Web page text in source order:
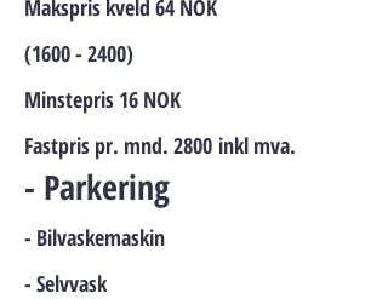
Makspris kveld 64 NOK
(1600 - 2400)
Minstepris 16 NOK
Fastpris pr. mnd. 2800 inkl mva.
- Parkering
- Bilvaskemaskin
- Selvvask